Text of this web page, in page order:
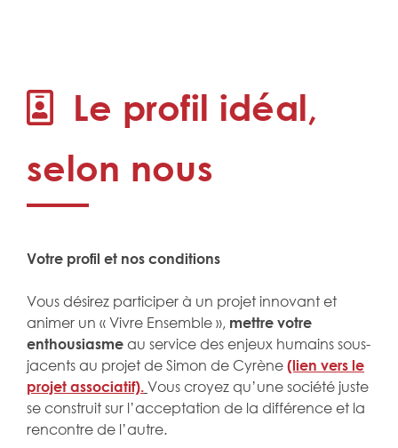
Le profil idéal,
selon nous
Votre profil et nos conditions
Vous désirez participer à un projet innovant et
animer un « Vivre Ensemble », mettre votre
enthousiasme au service des enjeux humains sous-
jacents au projet de Simon de Cyrène (lien vers le
projet associatif). Vous croyez qu’une société juste
se construit sur l’acceptation de la différence et la
rencontre de l’autre.